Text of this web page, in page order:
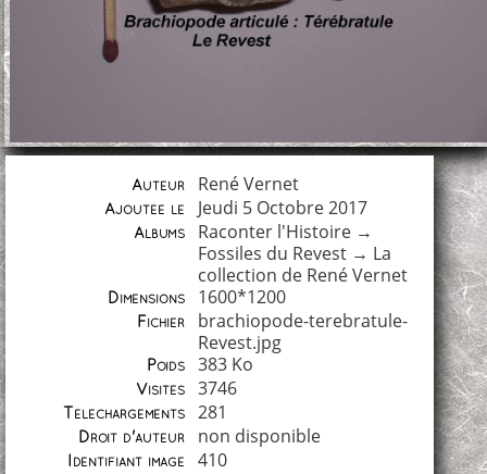
Auteur René Vernet
Ajoutée le Jeudi 5 Octobre 2017
Albums Raconter l'Histoire→
Fossiles du Revest→ La
collection de René Vernet
Dimensions 1600*1200
Fichier
brachiopode-terebratule-
Revest.jpg
Poids 383 Ko
Visites 3746
Téléchargements 281
Droit d'auteur non disponible
Identifiant image 410